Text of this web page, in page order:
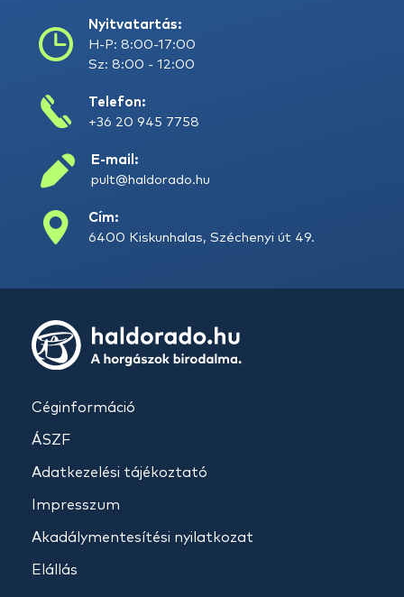
Nyitvatartás:
H-P: 8:00-17:00
Sz: 8:00 - 12:00
Telefon:
+36 20 945 7758
E-mail:
pult@haldorado.hu
Cím:
6400 Kiskunhalas, Széchenyi út 49.
Céginformáció
ÁSZF
Adatkezelési tájékoztató
Impresszum
Akadálymentesítési nyilatkozat
Elállás